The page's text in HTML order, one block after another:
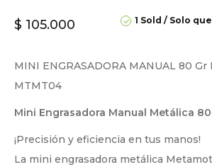
1 Sold Solo
$ 105.000
MINI ENGRASADORA MANUAL 80 Gr
MTMT04
Mini Engrasadora Manual Metálica
¡Precisión y eficiencia en tus manos!
La mini engrasadora metálica